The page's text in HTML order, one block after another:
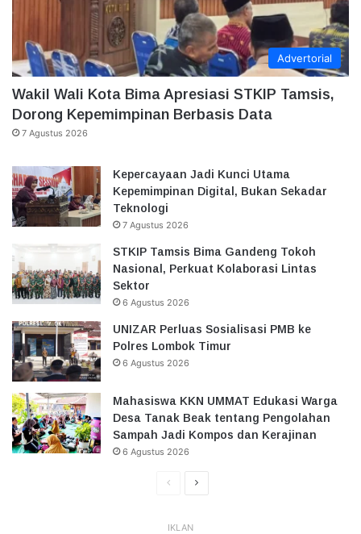
Advertorial
Wakil Wali Kota Bima Apresiasi STKIP Tamsis,
Dorong Kepemimpinan Berbasis Data
7 Agustus 2026
Kepercayaan Jadi Kunci Utama
Kepemimpinan Digital, Bukan Sekadar
Teknologi
7 Agustus 2026
STKIP Tamsis Bima Gandeng Tokoh
Nasional, Perkuat Kolaborasi Lintas
Sektor
6 Agustus 2026
UNIZAR Perluas Sosialisasi PMB ke
Polres Lombok Timur
6 Agustus 2026
Mahasiswa KKN UMMAT Edukasi Warga
Desa Tanak Beak tentang Pengolahan
Sampah Jadi Kompos dan Kerajinan
6 Agustus 2026
HalamanHalaman
IKLAN